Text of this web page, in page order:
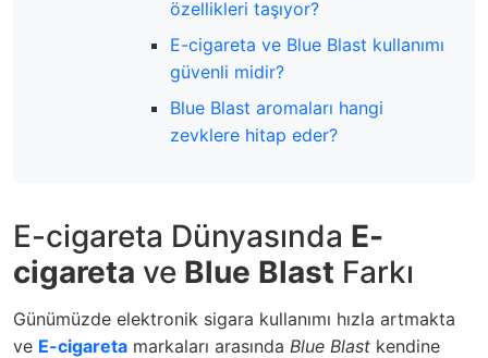
özellikleri taşıyor?
E-cigareta ve Blue Blast kullanımı
güvenli midir?
Blue Blast aromaları hangi
zevklere hitap eder?
E-cigareta Dünyasında E-
cigareta ve Blue Blast Farkı
Günümüzde elektronik sigara kullanımı hızla artmakta
ve E-cigareta markaları arasında Blue Blast kendine